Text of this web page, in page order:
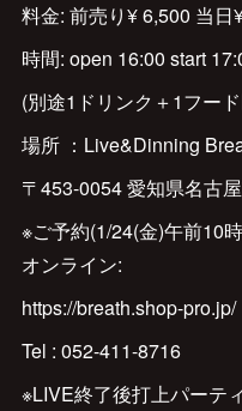
料金: 前売り¥ 6,500 当日
時間: open 16:00 start
(別途1ドリンク＋1フー
場所 ：Live&Dinning
〒453-0054 愛知県名古
※ご予約(1/24(金)午前10
オンライン:
https://breath.shop-pro.jp/
Tel : 052-411-8716
※LIVE終了後打上パーテ